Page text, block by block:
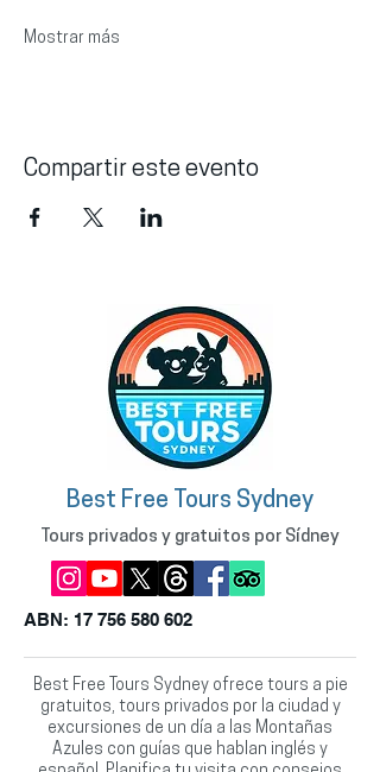
Mostrar más
Compartir este evento
Best Free Tours Sydney
Tours privados y gratuitos por Sídney
ABN: 17 756 580 602
Best Free Tours Sydney ofrece tours a pie
gratuitos, tours privados por la ciudad y
excursiones de un día a las Montañas
Azules con guías que hablan inglés y